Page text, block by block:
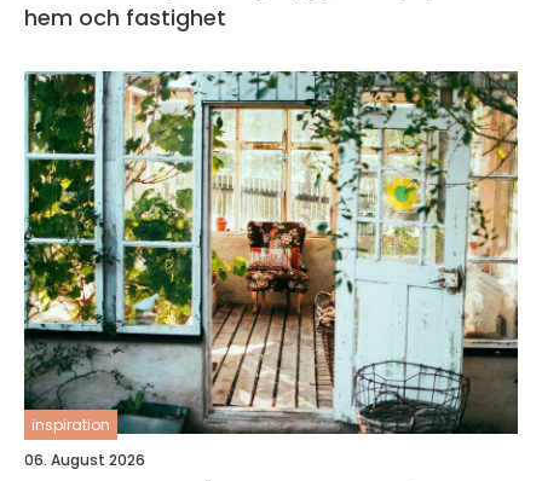
hem och fastighet
inspiration
06. August 2026